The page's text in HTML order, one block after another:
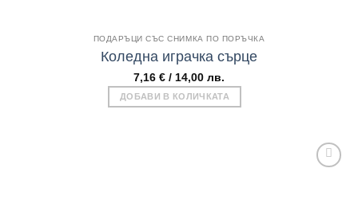
ПОДАРЪЦИ СЪС СНИМКА ПО ПОРЪЧКА
Коледна играчка сърце
7,16 € / 14,00 лв.
ДОБАВИ В КОЛИЧКАТА